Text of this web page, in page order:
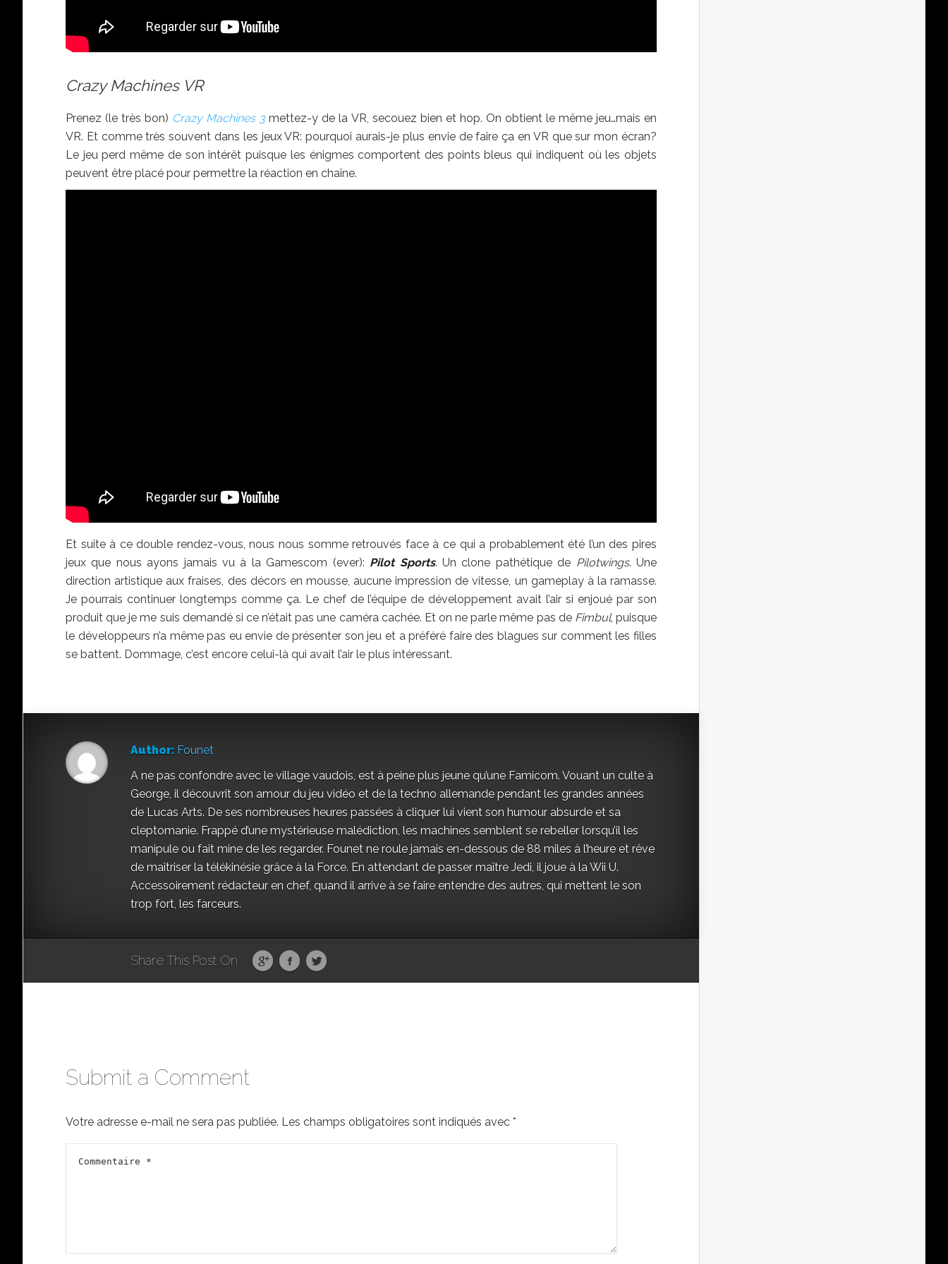
Crazy Machines VR
Prenez (le très bon) Crazy Machines 3mettez-y de la VR, secouez bien et hop. On obtient le même jeu…mais en
VR. Et comme très souvent dans les jeux VR: pourquoi aurais-je plus envie de faire ça en VR que sur mon écran?
Le jeu perd même de son intérêt puisque les énigmes comportent des points bleus qui indiquent où les objets
peuvent être placé pour permettre la réaction en chaîne.
Et suite à ce double rendez-vous, nous nous somme retrouvés face à ce qui a probablement été l’un des pires
jeux que nous ayons jamais vu à la Gamescom (ever): Pilot Sports. Un clone pathétique de Pilotwings. Une
direction artistique aux fraises, des décors en mousse, aucune impression de vitesse, un gameplay à la ramasse.
Je pourrais continuer longtemps comme ça. Le chef de l’équipe de développement avait l’air si enjoué par son
produit que je me suis demandé si ce n’était pas une caméra cachée. Et on ne parle même pas de Fimbul, puisque
le développeurs n’a même pas eu envie de présenter son jeu et a préféré faire des blagues sur comment les filles
se battent. Dommage, c’est encore celui-là qui avait l’air le plus intéressant.
Author: Founet
A ne pas confondre avec le village vaudois, est à peine plus jeune qu’une Famicom. Vouant un culte à
George, il découvrit son amour du jeu vidéo et de la techno allemande pendant les grandes années
de Lucas Arts. De ses nombreuses heures passées à cliquer lui vient son humour absurde et sa
cleptomanie. Frappé d’une mystérieuse malédiction, les machines semblent se rebeller lorsqu’il les
manipule ou fait mine de les regarder. Founet ne roule jamais en-dessous de 88 miles à l’heure et rêve
de maîtriser la télékinésie grâce à la Force. En attendant de passer maître Jedi, il joue à la Wii U.
Accessoirement rédacteur en chef, quand il arrive à se faire entendre des autres, qui mettent le son
trop fort, les farceurs.
Share This Post On
Submit a Comment
Votre adresse e-mail ne sera pas publiée. Les champs obligatoires sont indiqués avec *